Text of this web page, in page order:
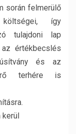
során felmerülő
költségei, így
tulajdoni lap
értékbecslés
és az
terhére is
kerül